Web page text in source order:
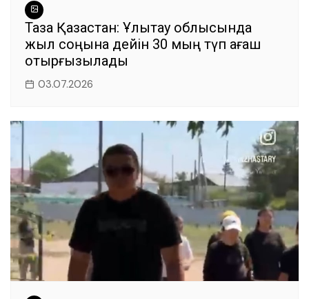
Таза Қазақстан: Ұлытау облысында
жыл соңына дейін 30 мың түп ағаш
отырғызылады
03.07.2026